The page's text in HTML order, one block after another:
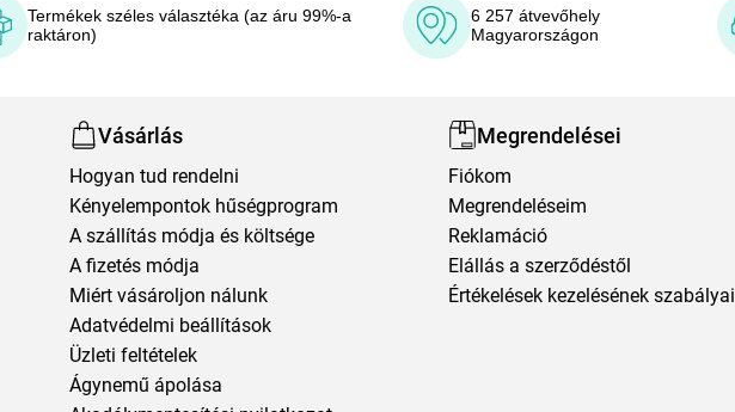
Termékek széles választéka (az áru 99%-a
raktáron)
6 257 átvevőhely
Magyarországon
Vásárlás
Hogyan tud rendelni
Kényelempontok hűségprogram
A szállítás módja és költsége
A fizetés módja
Miért vásároljon nálunk
Adatvédelmi beállítások
Üzleti feltételek
Ágynemű ápolása
Megrendelései
Fiókom
Megrendeléseim
Reklamáció
Elállás a szerződéstől
Értékelések kezelésének szabályai